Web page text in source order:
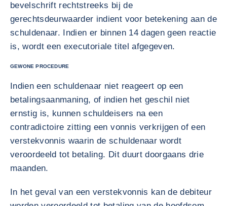
bevelschrift rechtstreeks bij de
gerechtsdeurwaarder indient voor betekening aan de
schuldenaar. Indien er binnen 14 dagen geen reactie
is, wordt een executoriale titel afgegeven.
GEWONE PROCEDURE
Indien een schuldenaar niet reageert op een
betalingsaanmaning, of indien het geschil niet
ernstig is, kunnen schuldeisers na een
contradictoire zitting een vonnis verkrijgen of een
verstekvonnis waarin de schuldenaar wordt
veroordeeld tot betaling. Dit duurt doorgaans drie
maanden.
In het geval van een verstekvonnis kan de debiteur